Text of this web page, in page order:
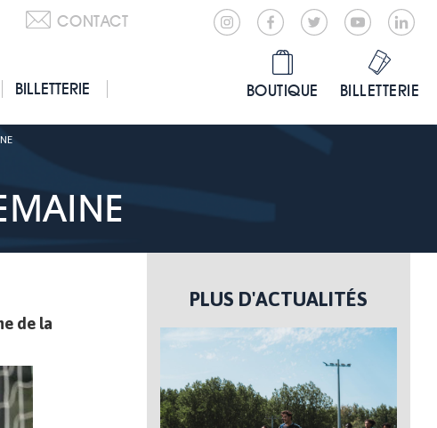
CONTACT
BILLETTERIE
BOUTIQUE BILLETTERIE
de la
PLUS D'ACTUALITÉS